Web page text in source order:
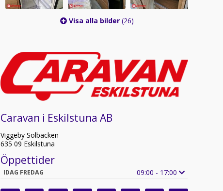
Visa alla bilder (26)
Caravan i Eskilstuna AB
Viggeby Solbacken
635 09 Eskilstuna
Öppettider
IDAG FREDAG 09:00 - 17:00